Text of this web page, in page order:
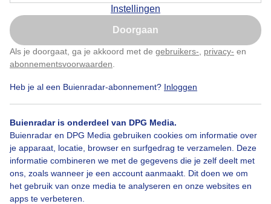
Instellingen
Doorgaan
Als je doorgaat, ga je akkoord met de gebruikers- privacy- en
abonnementsvoorwaarden
Heb je al een Buienradar-abonnement? Inloggen
Buienradar is onderdeel van DPG Media.
Buienradar en DPG Media gebruiken cookies om informatie over
je apparaat, locatie, browser en surfgedrag te verzamelen. Deze
informatie combineren we met de gegevens die je zelf deelt met
ons, zoals wanneer je een account aanmaakt. Dit doen we om
het gebruik van onze media te analyseren en onze websites en
apps te verbeteren.
Door: Els Bax Gemaakt: 10-06-2026, 53x bekeken
Lente Zon Wolken
Bekijk slideshow
Nu niet, misschien later
Klik hierom dit aan te passen